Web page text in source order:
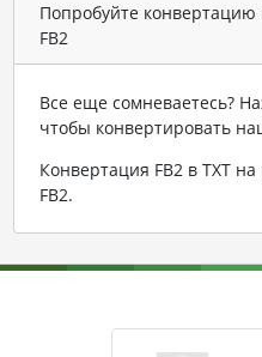
Попробуйте конвертацию
FB2
Все еще сомневаетесь?
чтобы конвертировать
Конвертация FB2 в TXT
FB2.